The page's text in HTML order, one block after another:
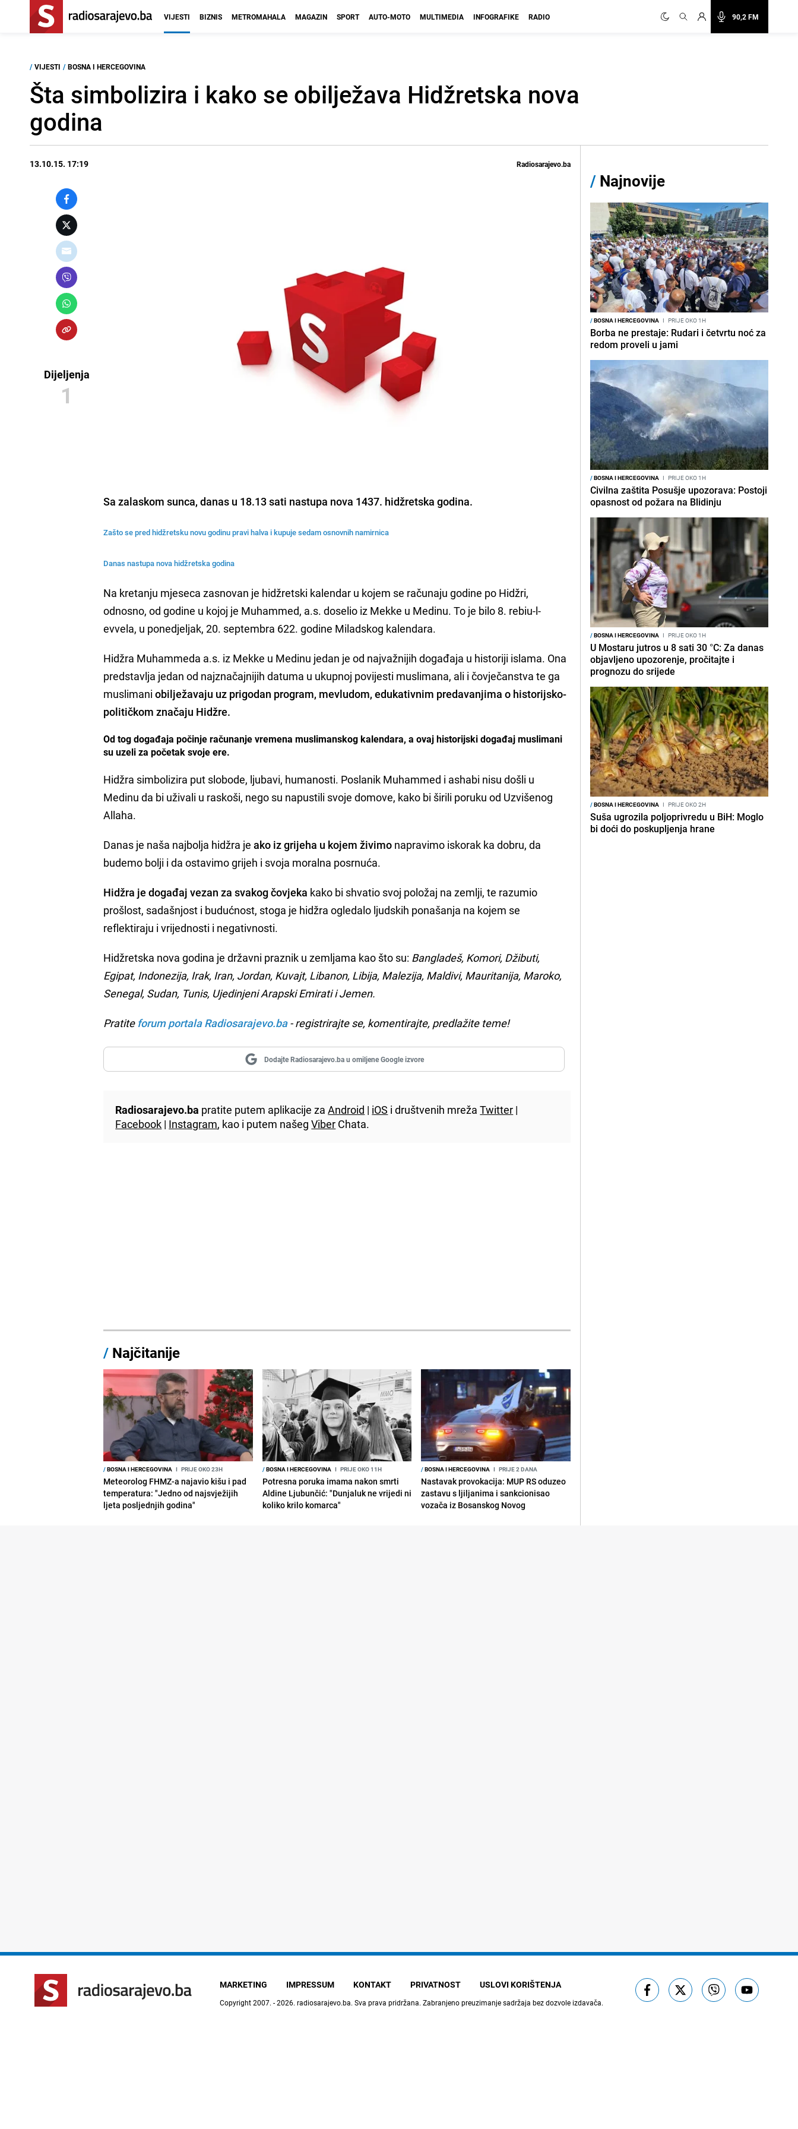
90,2 FM
VIJESTI BIZNIS METROMAHALA MAGAZIN SPORT AUTO-MOTO MULTIMEDIA INFOGRAFIKE RADIO
/ VIJESTI / BOSNA I HERCEGOVINA
Šta simbolizira i kako se obilježava Hidžretska nova
godina
13.10.15. 17:19 Radiosarajevo.ba
Dijeljenja
1
Sa zalaskom sunca, danas u 18.13 sati nastupa nova 1437. hidžretska godina.
Zašto se pred hidžretsku novu godinu pravi halva i kupuje sedam osnovnih namirnica
Danas nastupa nova hidžretska godina
Na kretanju mjeseca zasnovan je hidžretski kalendar u kojem se računaju godine po Hidžri,
odnosno, od godine u kojoj je Muhammed, a.s. doselio iz Mekke u Medinu. To je bilo 8. rebiu-l-
evvela, u ponedjeljak, 20. septembra 622. godine Miladskog kalendara.
Hidžra Muhammeda a.s. iz Mekke u Medinu jedan je od najvažnijih događaja u historiji islama. Ona
predstavlja jedan od najznačajnijih datuma u ukupnoj povijesti muslimana, ali i čovječanstva te ga
muslimaniobilježavaju uz prigodan program, mevludom, edukativnim predavanjima o historijsko-
političkom značaju Hidžre.
Od tog događaja počinje računanje vremena muslimanskog kalendara, a ovaj historijski događaj muslimani
su uzeli za početak svoje ere.
Hidžra simbolizira put slobode, ljubavi, humanosti. Poslanik Muhammed i ashabi nisu došli u
Medinu da bi uživali u raskoši, nego su napustili svoje domove, kako bi širili poruku od Uzvišenog
Allaha.
Danas je naša najbolja hidžra jeako iz grijeha u kojem živimo napravimo iskorak ka dobru, da
budemo bolji i da ostavimo grijeh i svoja moralna posrnuća.
Hidžra je događaj vezan za svakog čovjeka kako bi shvatio svoj položaj na zemlji, te razumio
prošlost, sadašnjost i budućnost, stoga je hidžra ogledalo ljudskih ponašanja na kojem se
reflektiraju i vrijednosti i negativnosti.
Hidžretska nova godina je državni praznik u zemljama kao što su: Bangladeš, Komori, Džibuti,
Egipat, Indonezija, Irak, Iran, Jordan, Kuvajt, Libanon, Libija, Malezija, Maldivi, Mauritanija, Maroko,
Senegal, Sudan, Tunis, Ujedinjeni Arapski Emirati i Jemen.
Pratite forum portala Radiosarajevo.ba- registrirajte se, komentirajte, predlažite teme!
Dodajte Radiosarajevo.ba u omiljene Google izvore
Radiosarajevo.ba pratite putem aplikacije zaAndroid | iOS i društvenih mrežaTwitter |
Facebook | Instagram, kao i putem našegViber Chata.
/ Najčitanije
/BOSNA I HERCEGOVINA I PRIJE OKO 23H
Meteorolog FHMZ-a najavio kišu i pad
temperatura: "Jedno od najsvježijih
ljeta posljednjih godina"
/BOSNA I HERCEGOVINA I PRIJE OKO 11H
Potresna poruka imama nakon smrti
Aldine Ljubunčić: "Dunjaluk ne vrijedi ni
koliko krilo komarca"
/BOSNA I HERCEGOVINA I PRIJE 2 DANA
Nastavak provokacija: MUP RS oduzeo
zastavu s ljiljanima i sankcionisao
vozača iz Bosanskog Novog
/ Najnovije
/BOSNA I HERCEGOVINA I PRIJE OKO 1H
Borba ne prestaje: Rudari i četvrtu noć za
redom proveli u jami
/BOSNA I HERCEGOVINA I PRIJE OKO 1H
Civilna zaštita Posušje upozorava: Postoji
opasnost od požara na Blidinju
/BOSNA I HERCEGOVINA I PRIJE OKO 1H
U Mostaru jutros u 8 sati 30 °C: Za danas
objavljeno upozorenje, pročitajte i
prognozu do srijede
/BOSNA I HERCEGOVINA I PRIJE OKO 2H
Suša ugrozila poljoprivredu u BiH: Moglo
bi doći do poskupljenja hrane
MARKETING IMPRESSUM KONTAKT PRIVATNOST USLOVI KORIŠTENJA
Copyright 2007. - 2026. radiosarajevo.ba. Sva prava pridržana. Zabranjeno preuzimanje sadržaja bez dozvole izdavača.